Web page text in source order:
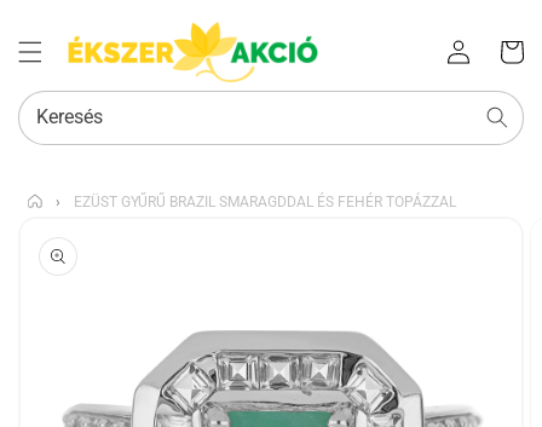
Bejelentkezés
kosara
Keresés
› EZÜST GYŰRŰ BRAZIL SMARAGDDAL ÉS FEHÉR TOPÁZZAL
UGRÁS A
TERMÉKADATOKRA